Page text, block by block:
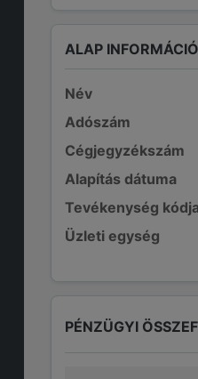
ALAP
Név
Adószám
Cégjegyzékszám
Alapítás dátuma
Tevékenység
Üzleti egység
PÉNZÜGYI